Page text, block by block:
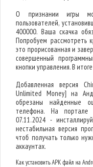
О признании игры
пользователей,
400000. Ваша скачка
Попробуем рассмотреть
это прорисованная и
совершенный
кнопки управления. В
Добавленная версия
Unlimited Money] на
обрезаны найденные
телефона. На портале
07.11.2024 -
нестабильная версия
чтоб получать только
аккаунтах.
Как установить APK файл на